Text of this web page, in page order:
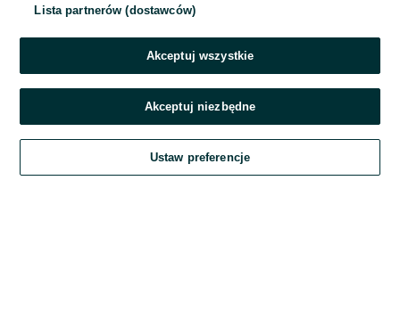
Nie pamiętasz hasła?
Zaloguj się
Kontynuując za pośrednictwem jednego z dostawców wskazanych powyżej,
Regulamin serwisu OLX.pl w jego aktualnym brzmieniu.
Lista partnerów (dostawców)
Akceptuj wszystkie
Akceptuj niezbędne
Ustaw preferencje